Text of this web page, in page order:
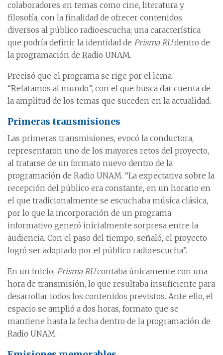
colaboradores en temas como cine, literatura y
filosofía, con la finalidad de ofrecer contenidos
diversos al público radioescucha; una característica
que podría definir la identidad de Prisma RUdentro de
la programación de Radio UNAM.
Precisó que el programa se rige por el lema
“Relatamos al mundo”, con el que busca dar cuenta de
la amplitud de los temas que suceden en la actualidad.
Primeras transmisiones
Las primeras transmisiones, evocó la conductora,
representaron uno de los mayores retos del proyecto,
al tratarse de un formato nuevo dentro de la
programación de Radio UNAM. “La expectativa sobre la
recepción del público era constante, en un horario en
el que tradicionalmente se escuchaba música clásica,
por lo que la incorporación de un programa
informativo generó inicialmente sorpresa entre la
audiencia. Con el paso del tiempo, señaló, el proyecto
logró ser adoptado por el público radioescucha”.
En un inicio, Prisma RUcontaba únicamente con una
hora de transmisión, lo que resultaba insuficiente para
desarrollar todos los contenidos previstos. Ante ello, el
espacio se amplió a dos horas, formato que se
mantiene hasta la fecha dentro de la programación de
Radio UNAM.